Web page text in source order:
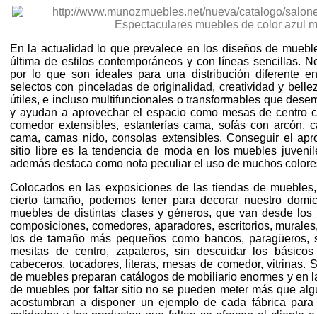
En la actualidad lo que prevalece en los diseños de
última de estilos contemporáneos y con líneas sencillas.
por lo que son ideales para una distribución diferente
selectos con pinceladas de originalidad, creatividad y
útiles, e incluso multifuncionales o transformables que
y ayudan a aprovechar el espacio como mesas de centro
comedor extensibles, estanterías cama, sofás con arcón,
cama, camas nido, consolas extensibles. Conseguir el
sitio libre es la tendencia de moda en los muebles
además destaca como nota peculiar el uso de muchos
Colocados en las exposiciones de las tiendas de
cierto tamaño, podemos tener para decorar nuestro
muebles de distintas clases y géneros, que van desde los
composiciones, comedores, aparadores, escritorios,
los de tamaño más pequeños como bancos, paragüeros,
mesitas de centro, zapateros, sin descuidar los
cabeceros, tocadores, literas, mesas de comedor, vitrinas.
de muebles preparan catálogos de mobiliario enormes y en
de muebles por faltar sitio no se pueden meter más que
acostumbran a disponer un ejemplo de cada fábrica